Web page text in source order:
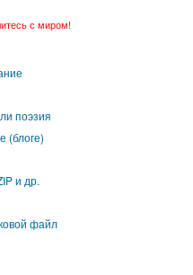
с миром!
поэзия
(блоге)
и др.
файл